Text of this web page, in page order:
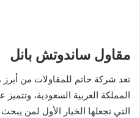
مقاول ساندوتش بانل
تعد شركة حاتم للمقاولات من
المملكة العربية السعودية،
التي تجعلها الخيار الأول لمن